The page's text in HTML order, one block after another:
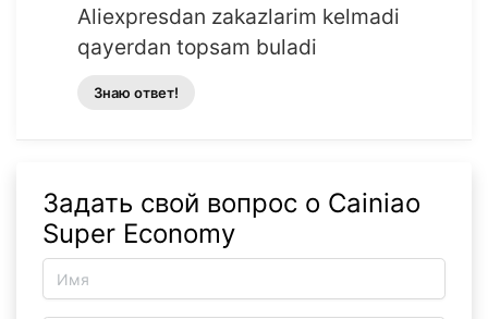
Aliexpresdan zakazlarim kelmadi
qayerdan topsam buladi
Знаю ответ!
Задать свой вопрос о Cainiao
Super Economy